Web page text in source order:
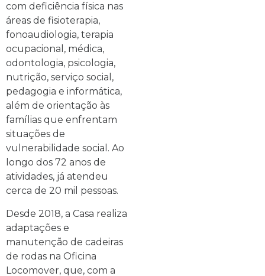
com deficiência física nas
áreas de fisioterapia,
fonoaudiologia, terapia
ocupacional, médica,
odontologia, psicologia,
nutrição, serviço social,
pedagogia e informática,
além de orientação às
famílias que enfrentam
situações de
vulnerabilidade social. Ao
longo dos 72 anos de
atividades, já atendeu
cerca de 20 mil pessoas.
Desde 2018, a Casa realiza
adaptações e
manutenção de cadeiras
de rodas na Oficina
Locomover, que, com a